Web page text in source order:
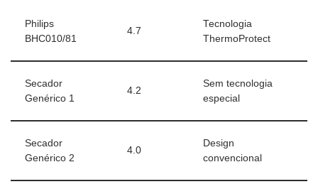
Philips
BHC010/81
4.7
Tecnologia
ThermoProtect
Secador
Genérico 1
4.2
Sem tecnologia
especial
Secador
Genérico 2
4.0
Design
convencional